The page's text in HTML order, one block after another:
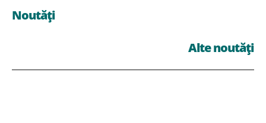
Noutăți
Alte noutăți